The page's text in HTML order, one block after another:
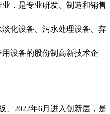
，是专业研发、制造和销售
化设备、污水处理设备、弃
设备的股份制高新技术企
、2022年6月进入创新层，是